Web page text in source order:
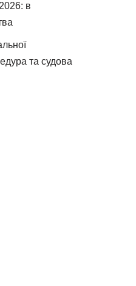
в
та судова